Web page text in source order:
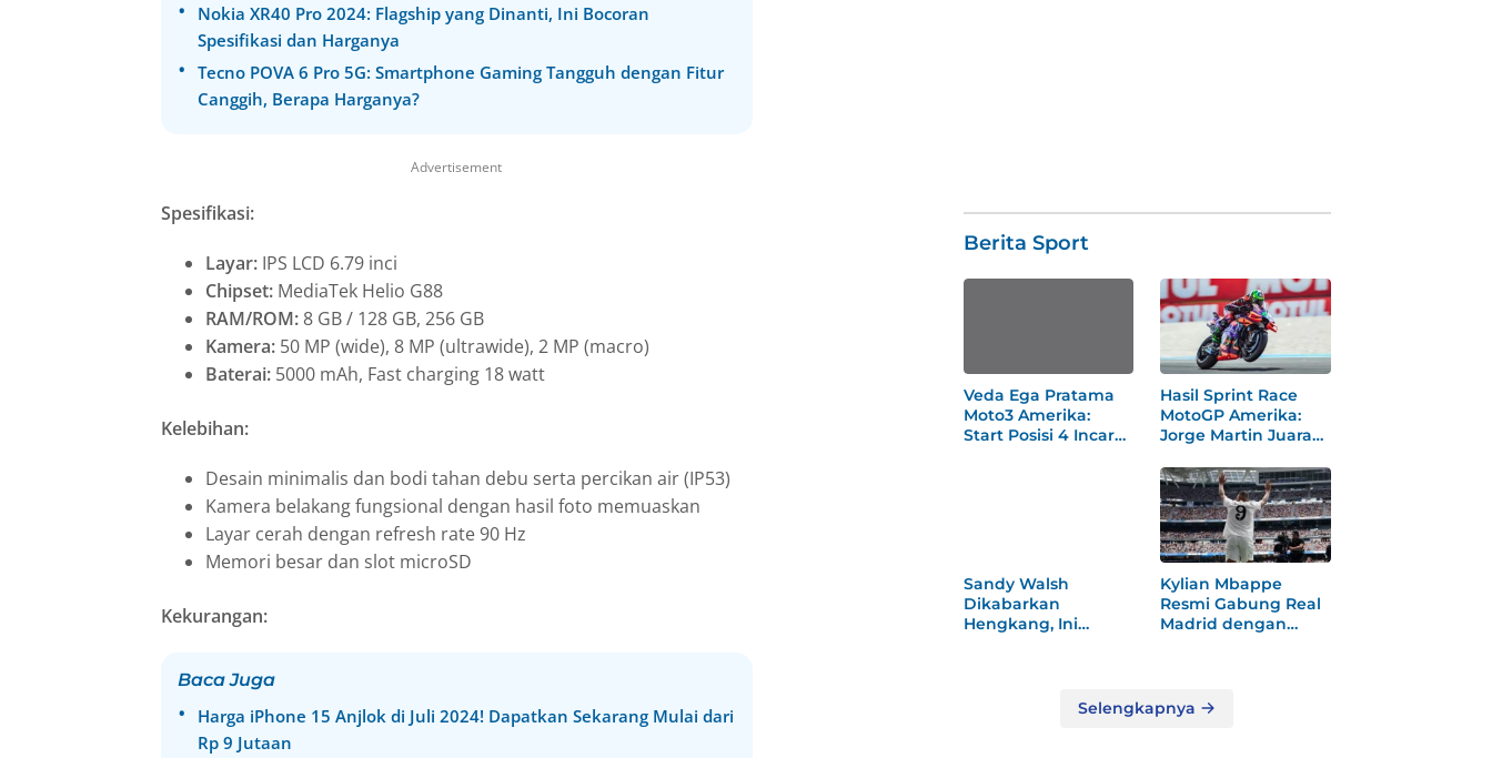
Nokia XR40 Pro 2024: Flagship yang Dinanti, Ini Bocoran
Spesifikasi dan Harganya
Tecno POVA 6 Pro 5G: Smartphone Gaming Tangguh dengan Fitur
Canggih, Berapa Harganya?
Advertisement
Spesifikasi:
Layar: IPS LCD 6.79 inci
Chipset: MediaTek Helio G88
RAM/ROM: 8 GB / 128 GB, 256 GB
Kamera: 50 MP (wide), 8 MP (ultrawide), 2 MP (macro)
Baterai: 5000 mAh, Fast charging 18 watt
Kelebihan:
Desain minimalis dan bodi tahan debu serta percikan air (IP53)
Kamera belakang fungsional dengan hasil foto memuaskan
Layar cerah dengan refresh rate 90 Hz
Memori besar dan slot microSD
Kekurangan:
Baca Juga
Harga iPhone 15 Anjlok di Juli 2024! Dapatkan Sekarang Mulai dari
Rp 9 Jutaan
Berita Sport
Veda Ega Pratama
Moto3 Amerika:
Start Posisi 4 Incar
Hasil Sprint Race
MotoGP Amerika:
Jorge Martin Juara
Sandy Walsh
Dikabarkan
Hengkang, Ini
Kylian Mbappe
Resmi Gabung Real
Madrid dengan
Selengkapnya